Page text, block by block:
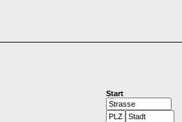
Start